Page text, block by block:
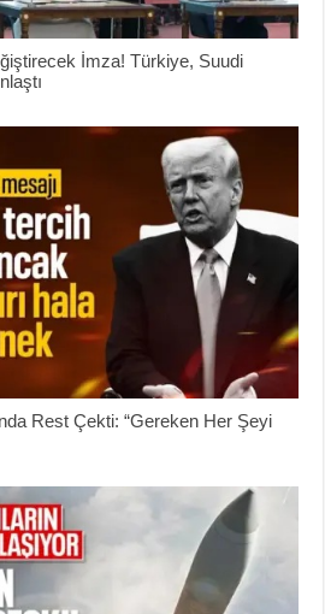
İmza! Türkiye, Suudi
Rest Çekti: “Gereken Her Şeyi